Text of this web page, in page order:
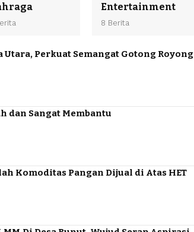
Entertainment
8 Berita
Perkuat Semangat Gotong Royong
dan Sangat Membantu
Komoditas Pangan Dijual di Atas HET